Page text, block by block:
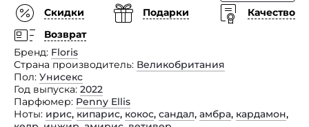
Скидки
Подарки
Качество
Возврат
Бренд Floris
Страна производитель Великобритания
Пол Унисекс
Год выпуска 2022
Парфюмер Penny Ellis
Ноты ирис, кипарис, кокос, сандал, амбра, кардамон,